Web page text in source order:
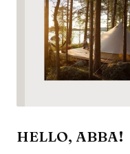
HELLO, ABBA!